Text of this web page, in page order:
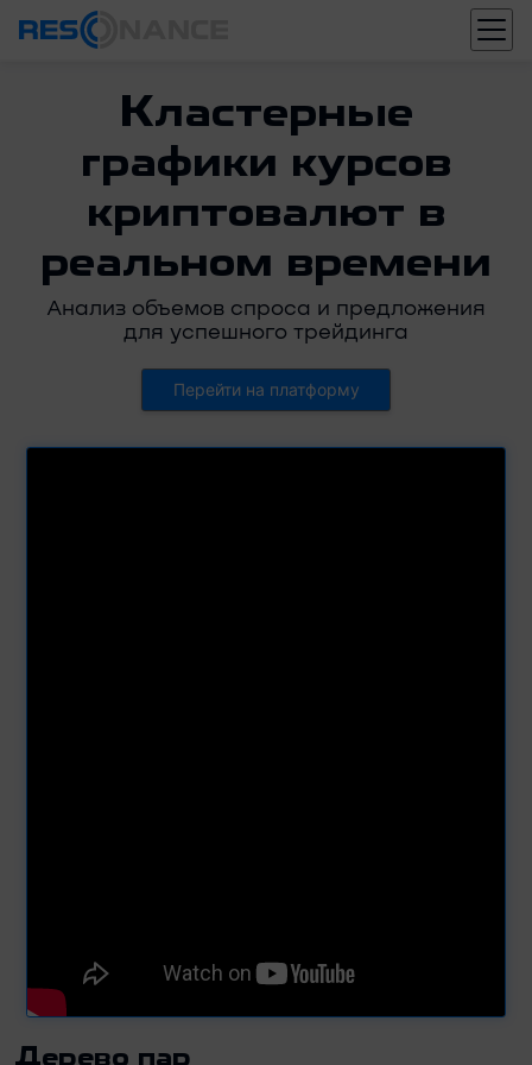
Кластерные
графики курсов
криптовалют в
реальном времени
Анализ объемов спроса и предложения
для успешного трейдинга
Перейти на платформу
Дерево пар